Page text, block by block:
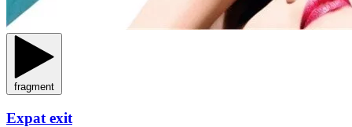
fragment
Expat exit